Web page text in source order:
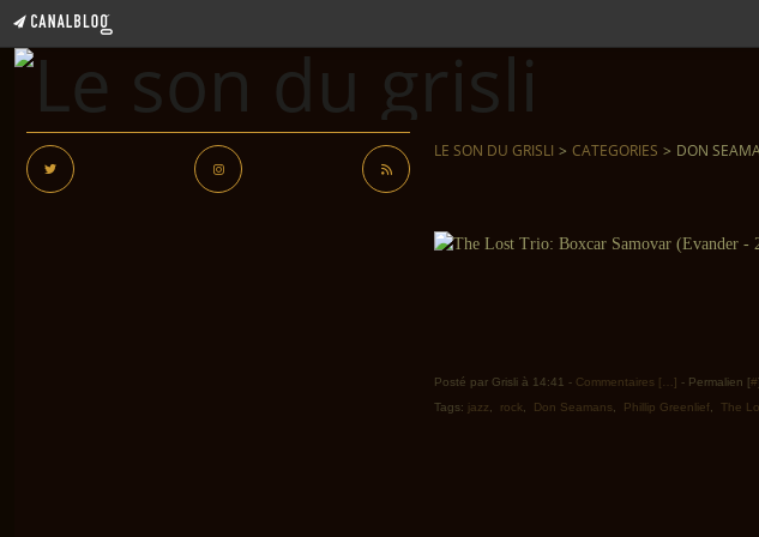
LE SON DU GRISLI > CATEGORIES > DON
Posté par Grisli à 14:41 - Commentaires [ ] - Permalien [#]
Tags: jazz rock Don Seamans Phillip Greenlief The